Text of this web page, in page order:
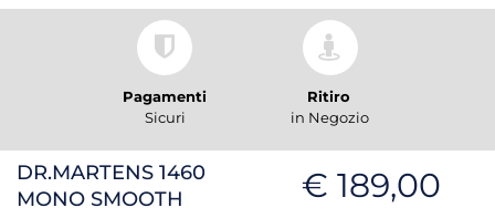
Pagamenti
Sicuri
Ritiro
in Negozio
DR.MARTENS 1460
MONO SMOOTH
€ 189,00